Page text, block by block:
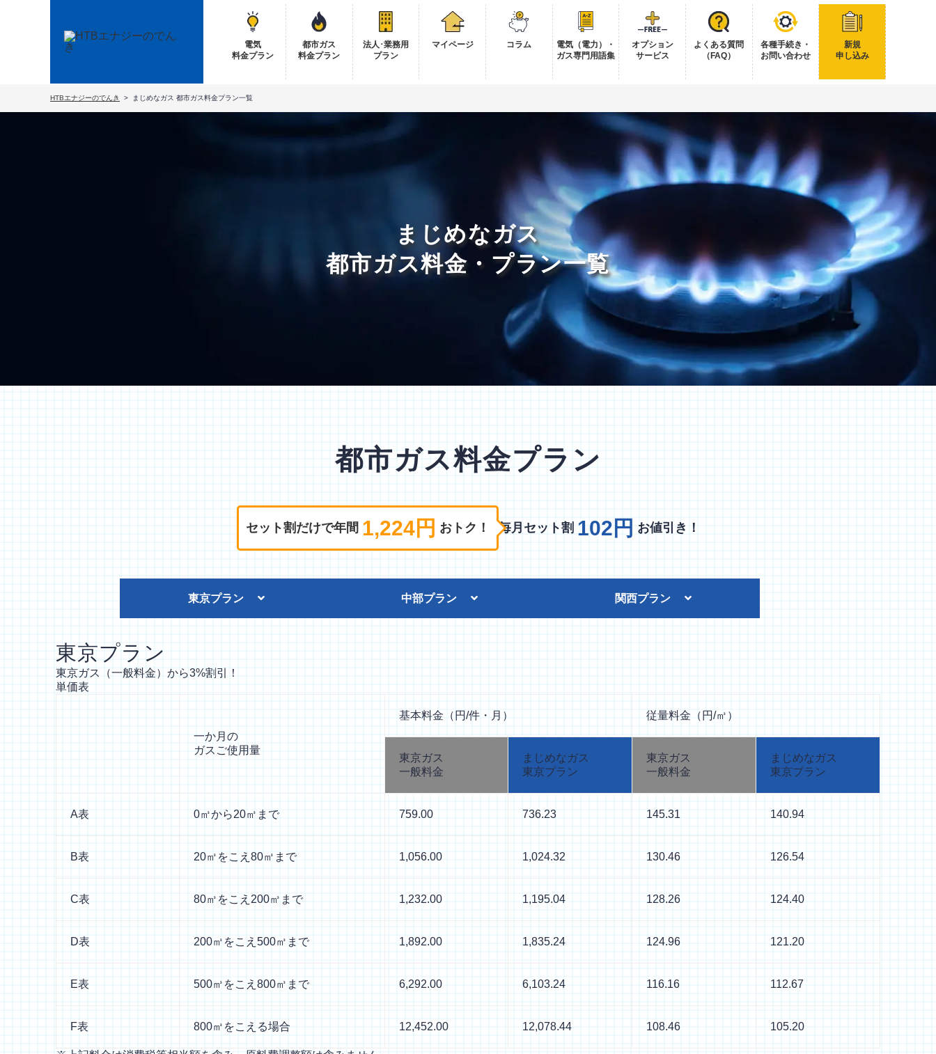
電気
料金プラン
都市ガス
料金プラン
法人･業務用
プラン
マイページ コラム
電気（電力）・
ガス専門用語集
オプション
サービス
よくある質問
（FAQ）
各種手続き・
お問い合わせ
新規
申し込み
HTBエナジーのでんき まじめなガス 都市ガス料金プラン一覧
まじめなガス
都市ガス料金・プラン一覧
都市ガス料金プラン
セット割だけで年間 1,224円 おトク！ 毎月セット割 102円 お値引き！
東京プラン 中部プラン 関西プラン
東京プラン
東京ガス（一般料金）から3%割引！
単価表
一か月の
ガスご使用量
基本料金（円/件・月） 従量料金（円/㎥）
東京ガス
一般料金
まじめなガス
東京プラン
東京ガス
一般料金
まじめなガス
東京プラン
A表 0㎥から20㎥まで 759.00 736.23 145.31 140.94
B表 20㎥をこえ80㎥まで 1,056.00 1,024.32 130.46 126.54
C表 80㎥をこえ200㎥まで 1,232.00 1,195.04 128.26 124.40
D表 200㎥をこえ500㎥まで 1,892.00 1,835.24 124.96 121.20
E表 500㎥をこえ800㎥まで 6,292.00 6,103.24 116.16 112.67
F表 800㎥をこえる場合 12,452.00 12,078.44 108.46 105.20